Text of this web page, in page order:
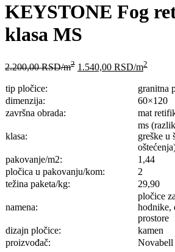
KEYSTONE Fog
klasa MS
2.200,00RSD/m2 1.540,00 RSD/m2
tip pločice:
granitna
dimenzija:
60×120
završna obrada:
mat
klasa:
ms
greške u
pakovanje/m2:
1,44
pločica u pakovanju/kom:
2
težina paketa/kg:
29,90
namena:
pločice
hodnike,
prostore
dizajn pločice:
kamen
proizvođač:
Novabell